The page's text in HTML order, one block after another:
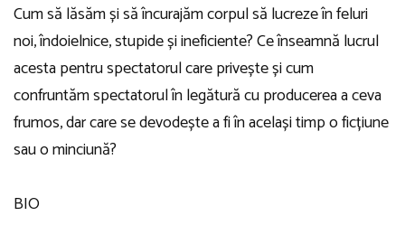
Cum să lăsăm și să încurajăm corpul să lucreze în feluri
noi, îndoielnice, stupide și ineficiente? Ce înseamnă lucrul
acesta pentru spectatorul care privește și cum
confruntăm spectatorul în legătură cu producerea a ceva
frumos, dar care se devodește a fi în același timp o ficțiune
sau o minciună?
BIO